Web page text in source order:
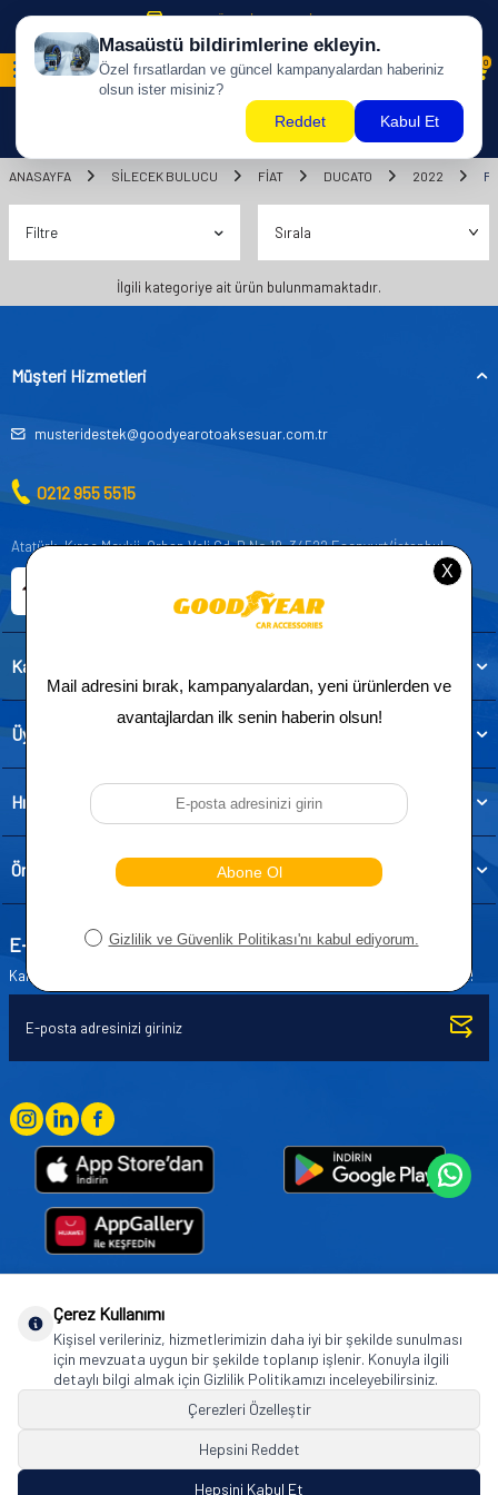
500 TL ÜZERİ KARGO BİZDEN !
0
ANASAYFA SILECEK BULUCU FİAT DUCATO 2022
Filtre
İlgili kategoriye ait ürün bulunmamaktadır.
Müşteri Hizmetleri
musteridestek@goodyearotoaksesuar.com.tr
0212 955 5515
Atatürk, Kıraç Mevkii, Orhan Veli Cd. D:No:19, 34522 Esenyurt/İstanbul
Kategoriler
Üye
Hızlı Erişim
Önemli Bilgiler
E-Bülten Aboneliği
Kampanya ve yeniliklerden haberdar olmak için e-bültenimize abone olun!
Goodyear (and Winged Foot Design) are trademarks of or licensed to The Goodyear
Tire & Rubber Company used under license by Basbug Group Company,
Istanbul/Türkiye. © 2026 The Goodyear Tire & Rubber Company.
Çerez Kullanımı
Kişisel verileriniz, hizmetlerimizin daha iyi bir şekilde sunulması
için mevzuata uygun bir şekilde toplanıp işlenir. Konuyla ilgili
detaylı bilgi almak için Gizlilik Politikamızı inceleyebilirsiniz.
Çerezleri Özelleştir
Hepsini Reddet
Hepsini Kabul Et